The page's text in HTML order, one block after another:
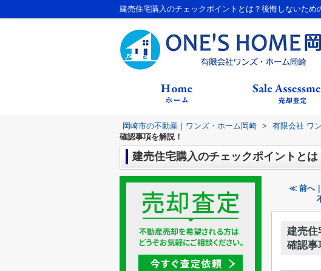
建売住宅購入のチェックポイントとは？後悔しないた
岡崎市の不動産｜ワンズ・ホーム岡崎 > 有限会社 ワ
確認事項を解説！
建売住宅購入のチェックポイントと
≪ 前へ
建売住
確認事